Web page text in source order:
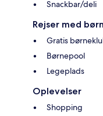
Snackbar/deli
Rejser med børn
Gratis
Børnepool
Legeplads
Oplevelser
Shopping